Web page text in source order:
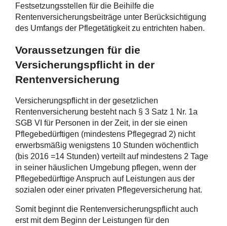
Festsetzungsstellen für die Beihilfe die
Rentenversicherungsbeiträge unter Berücksichtigung
des Umfangs der Pflegetätigkeit zu entrichten haben.
Voraussetzungen für die
Versicherungspflicht in der
Rentenversicherung
Versicherungspflicht in der gesetzlichen
Rentenversicherung besteht nach § 3 Satz 1 Nr. 1a
SGB VI für Personen in der Zeit, in der sie einen
Pflegebedürftigen (mindestens Pflegegrad 2) nicht
erwerbsmäßig wenigstens 10 Stunden wöchentlich
(bis 2016 =14 Stunden) verteilt auf mindestens 2 Tage
in seiner häuslichen Umgebung pflegen, wenn der
Pflegebedürftige Anspruch auf Leistungen aus der
sozialen oder einer privaten Pflegeversicherung hat.
Somit beginnt die Rentenversicherungspflicht auch
erst mit dem Beginn der Leistungen für den